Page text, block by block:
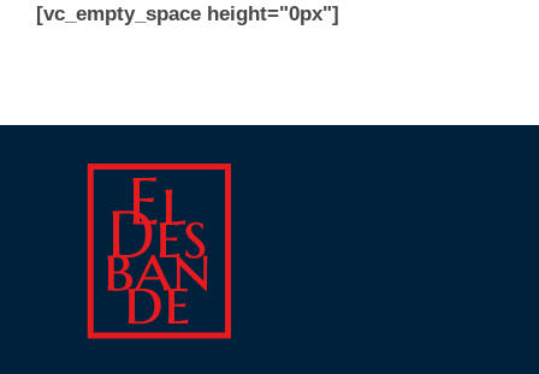
[vc_empty_space height="0px"]